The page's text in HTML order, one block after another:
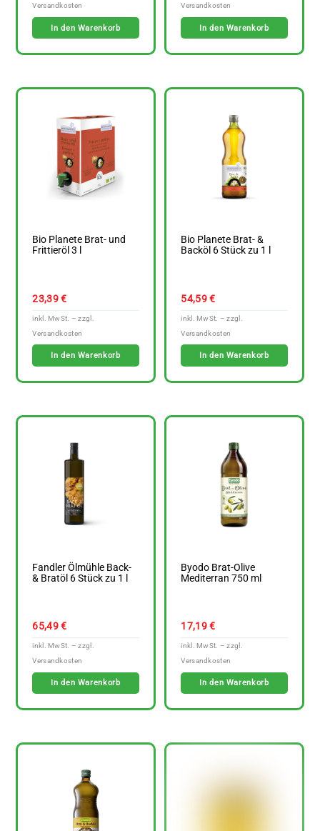
In den Warenkorb In den Warenkorb
Bio Planete Brat- und
Frittieröl 3 l
23,39€
In den Warenkorb
Bio Planete Brat- &
Backöl 6 Stück zu 1 l
54,59€
In den Warenkorb
Fandler Ölmühle Back-
& Bratöl 6 Stück zu 1 l
65,49€
In den Warenkorb
Byodo Brat-Olive
Mediterran 750 ml
17,19€
In den Warenkorb